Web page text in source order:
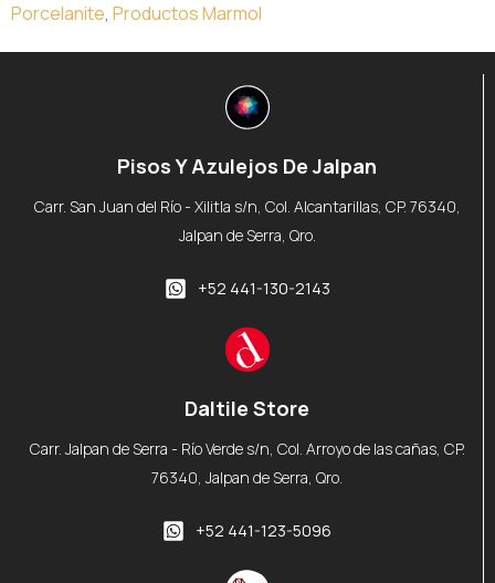
Porcelanite, Productos Marmol
Pisos Y Azulejos De Jalpan
Carr. San Juan del Río - Xilitla s/n, Col. Alcantarillas, CP. 76340,
Jalpan de Serra, Qro.
+52 441-130-2143
Daltile Store
Carr. Jalpan de Serra - Río Verde s/n, Col. Arroyo de las cañas, CP.
76340, Jalpan de Serra, Qro.
+52 441-123-5096